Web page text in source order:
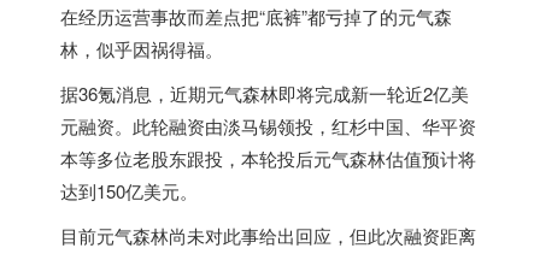
在经历运营事故而差点把“底裤”都亏掉了的元气森
林，似乎因祸得福。
据36氪消息，近期元气森林即将完成新一轮近2亿美
元融资。此轮融资由淡马锡领投，红杉中国、华平资
本等多位老股东跟投，本轮投后元气森林估值预计将
达到150亿美元。
目前元气森林尚未对此事给出回应，但此次融资距离